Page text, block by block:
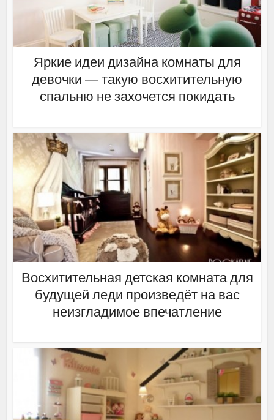
Яркие идеи дизайна комнаты для
девочки — такую восхитительную
спальню не захочется покидать
Восхитительная детская комната для
будущей леди произведёт на вас
неизгладимое впечатление